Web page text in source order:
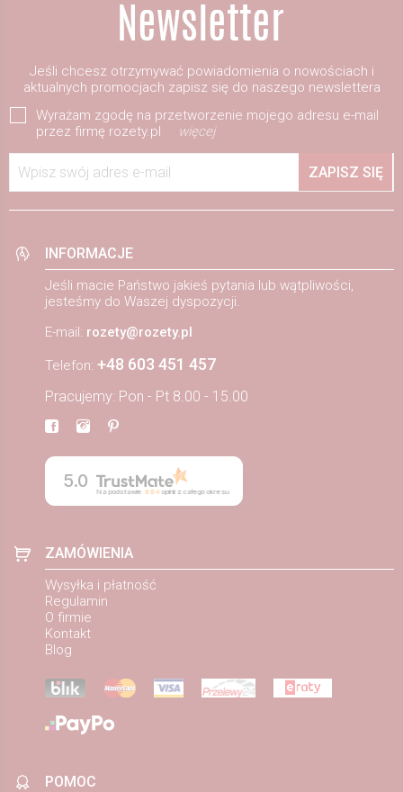
Jeśli chcesz otrzymywać powiadomienia o nowościach i
aktualnych promocjach zapisz się do naszego newslettera
Wyrażam zgodę na przetworzenie mojego adresu e-mail
przez firmę rozety.pl
więcej
Wpisz swój adres e-mail ZAPISZ SIĘ
INFORMACJE
Jeśli macie Państwo jakieś pytania lub wątpliwości,
jesteśmy do Waszej dyspozycji.
E-mail: rozety@rozety.pl
Telefon: +48 603 451 457
Pracujemy: Pon - Pt 8.00 - 15.00
5.0
Na podstawie 884opinii z całego okresu
ZAMÓWIENIA
Wysyłka i płatność
Regulamin
O firmie
Kontakt
Blog
POMOC